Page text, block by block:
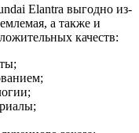
Elantra выгодно из-
а также и
качеств: